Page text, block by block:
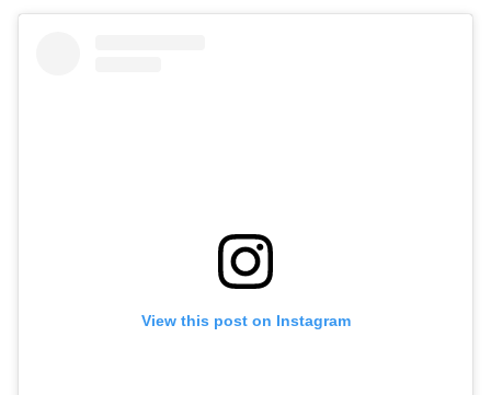
View this post on Instagram